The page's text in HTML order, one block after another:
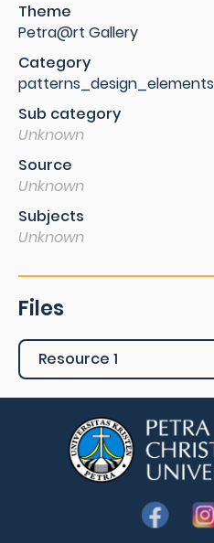
Theme
Petra@rt Gallery
Category
patterns_design_elements
Sub category
Unknown
Source
Unknown
Subjects
Unknown
Files
Resource 1